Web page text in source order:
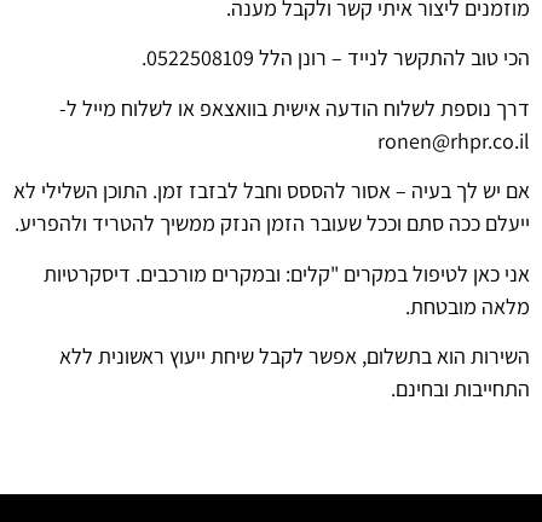
מוזמנים ליצור איתי קשר ולקבל מענה.
הכי טוב להתקשר לנייד – רונן הלל 0522508109.
דרך נוספת לשלוח הודעה אישית בוואצאפ או לשלוח מייל ל-
ronen@rhpr.co.il
אם יש לך בעיה – אסור להססס וחבל לבזבז זמן. התוכן השלילי לא
ייעלם ככה סתם וככל שעובר הזמן הנזק ממשיך להטריד ולהפריע.
אני כאן לטיפול במקרים "קלים: ובמקרים מורכבים. דיסקרטיות
מלאה מובטחת.
השירות הוא בתשלום, אפשר לקבל שיחת ייעוץ ראשונית ללא
התחייבות ובחינם.